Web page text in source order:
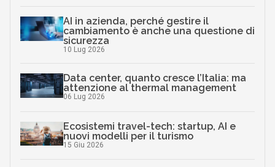
AI in azienda, perché gestire il
cambiamento è anche una questione di
sicurezza
10 Lug 2026
Data center, quanto cresce l’Italia: ma
attenzione al thermal management
06 Lug 2026
Ecosistemi travel-tech: startup, AI e
nuovi modelli per il turismo
15 Giu 2026